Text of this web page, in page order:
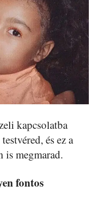
kapcsolatba
és ez a
is megmarad.
fontos